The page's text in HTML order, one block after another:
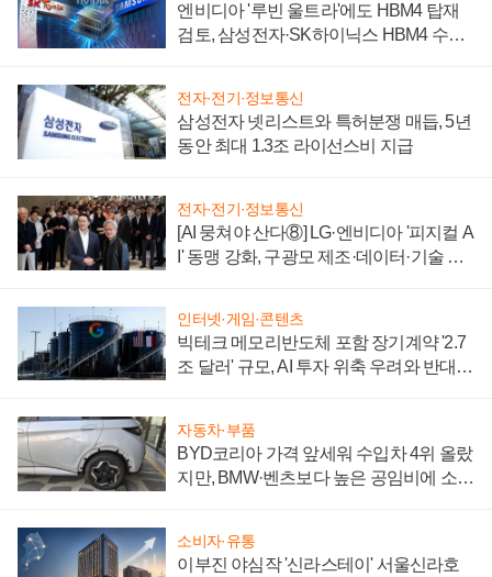
엔비디아 '루빈 울트라'에도 HBM4 탑재
검토, 삼성전자·SK하이닉스 HBM4 수율
전자·전기·정보통신
삼성전자 넷리스트와 특허분쟁 매듭, 5년
동안 최대 1.3조 라이선스비 지급
전자·전기·정보통신
[AI 뭉쳐야 산다⑧] LG·엔비디아 '피지컬 A
I' 동맹 강화, 구광모 제조·데이터·기술 결
인터넷·게임·콘텐츠
빅테크 메모리반도체 포함 장기계약 '2.7
조 달러' 규모, AI 투자 위축 우려와 반대
자동차·부품
BYD코리아 가격 앞세워 수입차 4위 올랐
지만, BMW·벤츠보다 높은 공임비에 소비
소비자·유통
이부진 야심작 '신라스테이' 서울신라호